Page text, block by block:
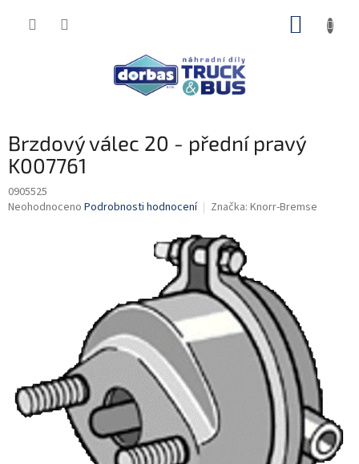
Brzdový válec 20 - přední pravý
K007761
0905525
Průměrné
Neohodnoceno Podrobnosti hodnocení Značka: Knorr-Bremse